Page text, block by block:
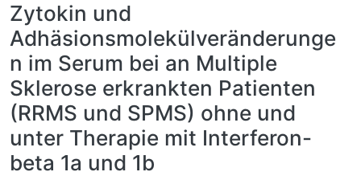
Zytokin und
Adhäsionsmolekülveränderunge
n im Serum bei an Multiple
Sklerose erkrankten Patienten
(RRMS und SPMS) ohne und
unter Therapie mit Interferon-
beta 1a und 1b